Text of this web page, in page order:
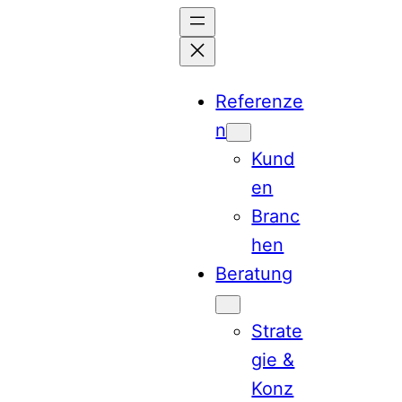
Referenze
n
Kund
en
Branc
hen
Beratung
Strate
gie &
Konz